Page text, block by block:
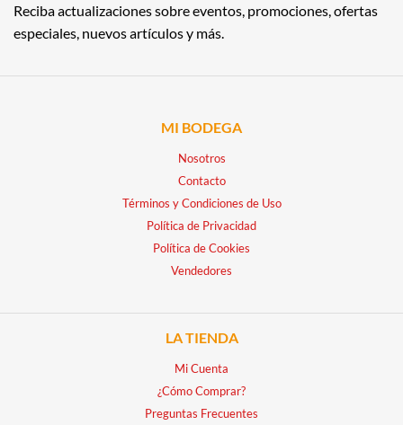
Reciba actualizaciones sobre eventos, promociones, ofertas
especiales, nuevos artículos y más.
MI BODEGA
Nosotros
Contacto
Términos y Condiciones de Uso
Política de Privacidad
Política de Cookies
Vendedores
LA TIENDA
Mi Cuenta
¿Cómo Comprar?
Preguntas Frecuentes